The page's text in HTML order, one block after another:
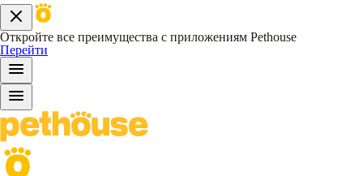
Откройте все преимущества с приложениям Pethouse
Перейти